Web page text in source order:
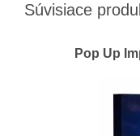
Súvisiace
Pop Up